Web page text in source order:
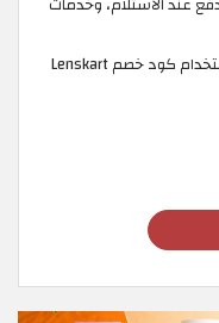
إمكانية تحقيق توفير إضافي عند استخدام كود خصم Lenskart